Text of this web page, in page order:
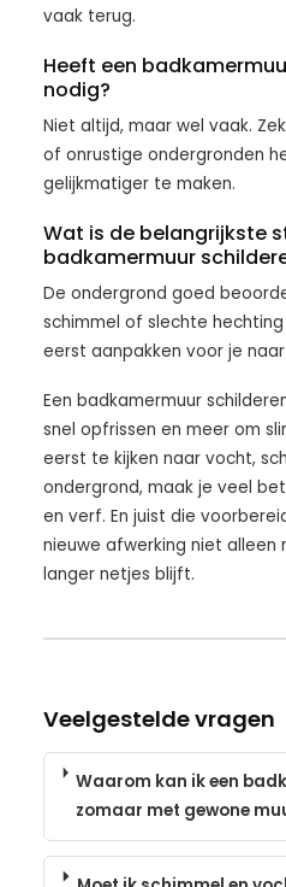
vaak terug.
Heeft een
nodig?
Niet altijd, maar wel vaak.
of onrustige ondergronden
gelijkmatiger te maken.
Wat is de belangrijkste
badkamermuur
De ondergrond goed
schimmel of slechte
eerst aanpakken voor je
Een badkamermuur
snel opfrissen en meer om
eerst te kijken naar vocht,
ondergrond, maak je veel
en verf. En juist die
nieuwe afwerking niet alleen
langer netjes blijft.
Veelgestelde vragen
Waarom kan ik een
zomaar met gewone